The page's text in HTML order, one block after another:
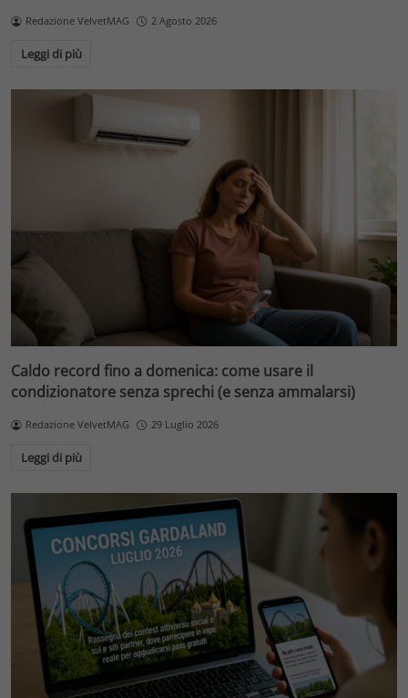
Redazione VelvetMAG 2 Agosto 2026
Leggi di più
Caldo record fino a domenica: come usare il
condizionatore senza sprechi (e senza ammalarsi)
Redazione VelvetMAG 29 Luglio 2026
Leggi di più